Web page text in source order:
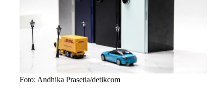
Foto: Andhika Prasetia/detikcom